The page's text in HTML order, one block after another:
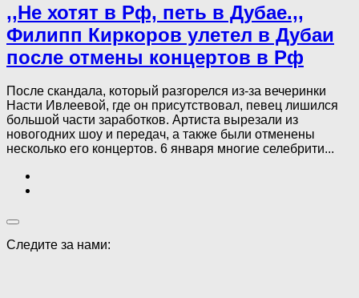
,,Не хотят в Рф, петь в Дубае.,,
Филипп Киркоров улетел в Дубаи
после отмены концертов в Рф
После скандала, который разгорелся из-за вечеринки
Насти Ивлеевой, где он присутствовал, певец лишился
большой части заработков. Артиста вырезали из
новогодних шоу и передач, а также были отменены
несколько его концертов. 6 января многие селебрити...
Следите за нами: